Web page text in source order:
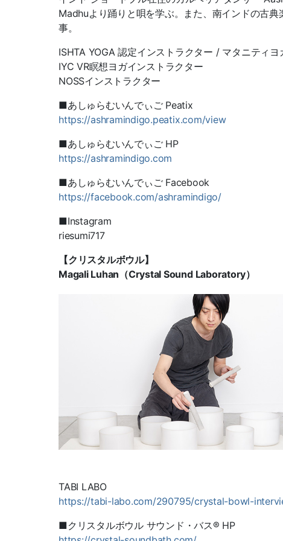
Madhuより踊りと唄を学ぶ。また、南インドの古
事。
ISHTA YOGA 認定インストラクター / マタニティ
IYC VR瞑想ヨガインストラクター
NOSSインストラクター
■あしゅらむいんでぃご Peatix
https://ashramindigo.peatix.com/view
■あしゅらむいんでぃご HP
https://ashramindigo.com
■あしゅらむいんでぃご Facebook
https://facebook.com/ashramindigo/
■Instagram
riesumi717
【クリスタルボウル】
Magali Luhan（Crystal Sound Laboratory）
TABI LABO
https://tabi-labo.com/290795/crystal-bowl-
■クリスタルボウル サウンド・バス® HP